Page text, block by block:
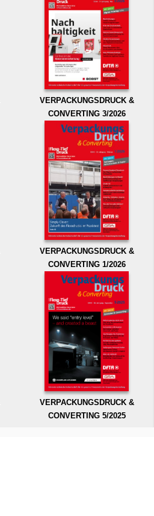
VERPACKUNGSDRUCK &
CONVERTING 3/2026
VERPACKUNGSDRUCK &
CONVERTING 1/2026
VERPACKUNGSDRUCK &
CONVERTING 5/2025